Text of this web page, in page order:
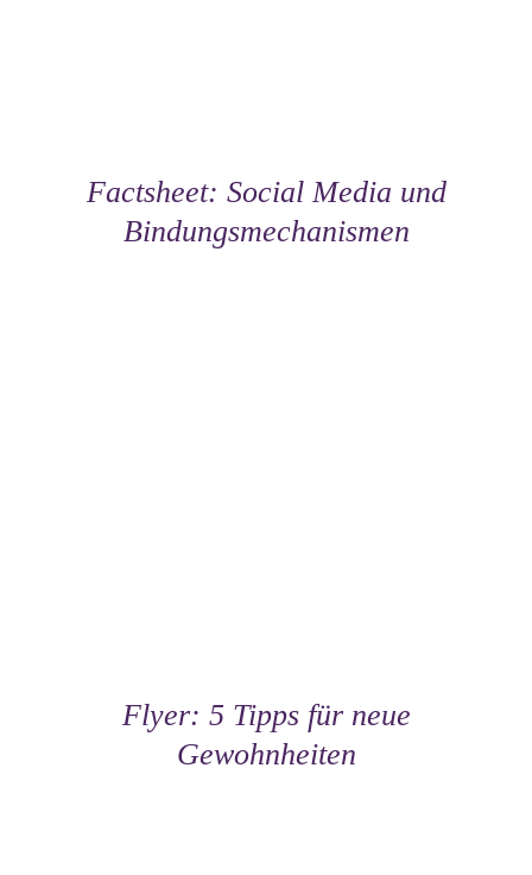
Factsheet: Social Media und
Bindungsmechanismen
Flyer: 5 Tipps für neue
Gewohnheiten